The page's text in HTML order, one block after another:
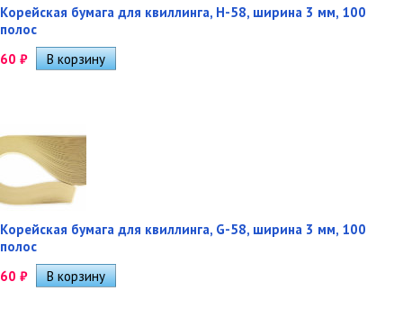
Корейская бумага для квиллинга, H-58, ширина 3 мм, 100
полос
60 ₽
Корейская бумага для квиллинга, G-58, ширина 3 мм, 100
полос
60 ₽